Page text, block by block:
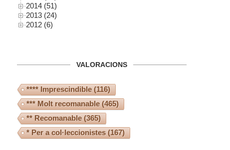
2014 (51)
2013 (24)
2012 (6)
VALORACIONS
**** Imprescindible(116)
*** Molt recomanable(465)
** Recomanable(365)
* Per a col·leccionistes (167)